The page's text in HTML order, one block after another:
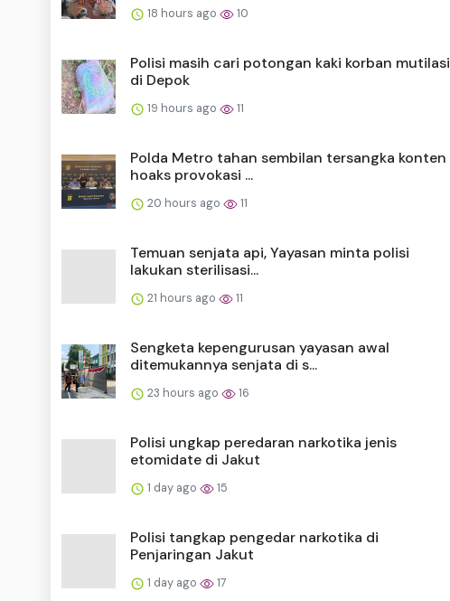
18 hours ago 10
Polisi masih cari potongan kaki korban mutilasi
di Depok
19 hours ago 11
Polda Metro tahan sembilan tersangka konten
hoaks provokasi ...
20 hours ago 11
Temuan senjata api, Yayasan minta polisi
lakukan sterilisasi...
21 hours ago 11
Sengketa kepengurusan yayasan awal
ditemukannya senjata di s...
23 hours ago 16
Polisi ungkap peredaran narkotika jenis
etomidate di Jakut
1 day ago 15
Polisi tangkap pengedar narkotika di
Penjaringan Jakut
1 day ago 17